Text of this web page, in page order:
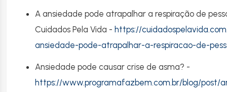
A ansiedade pode atrapalhar a respiração de
Cuidados Pela Vida - https://
ansiedade-pode-atrapalhar-a-respiracao-de-
Ansiedade pode causar crise de asma? -
https://www.programafazbem.com.br/blog/post/